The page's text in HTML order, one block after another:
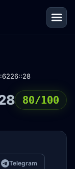
80/100
Telegram